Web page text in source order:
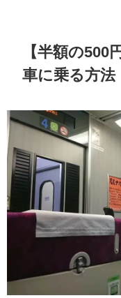
【半額の500
車に乗る方法